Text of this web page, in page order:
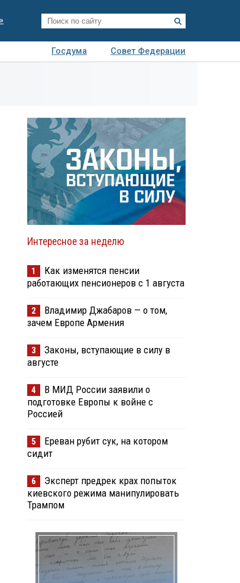
Госдума
Совет Федерации
Интересное за неделю
1
Как изменятся пенсии
работающих пенсионеров с 1 августа
2
Владимир Джабаров — о том,
зачем Европе Армения
3
Законы, вступающие в силу в
августе
4
В МИД России заявили о
подготовке Европы к войне с
Россией
5
Ереван рубит сук, на котором
сидит
6
Эксперт предрек крах попыток
киевского режима манипулировать
Трампом